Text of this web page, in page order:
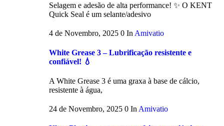
Selagem e adesão de alta performance! ✨ O KENT
Quick Seal é um selante/adesivo
4 de Novembro, 2025 0 In Amivatio
White Grease 3 – Lubrificação resistente e
confiável! 💧
A White Grease 3 é uma graxa à base de cálcio,
resistente à água,
24 de Novembro, 2025 0 In Amivatio